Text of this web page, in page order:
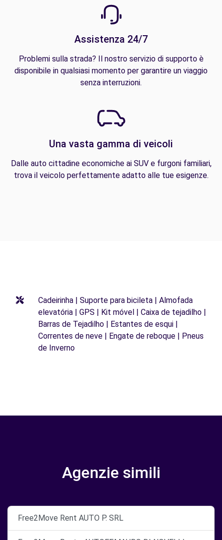
Assistenza 24/7
Problemi sulla strada? Il nostro servizio di supporto è
disponibile in qualsiasi momento per garantire un viaggio
senza interruzioni.
Una vasta gamma di veicoli
Dalle auto cittadine economiche ai SUV e furgoni familiari,
trova il veicolo perfettamente adatto alle tue esigenze.
Cadeirinha | Suporte para bicileta | Almofada
elevatória | GPS | Kit móvel | Caixa de tejadilho |
Barras de Tejadilho | Estantes de esqui |
Correntes de neve | Engate de reboque | Pneus
de Inverno
Agenzie simili
Free2Move Rent AUTO P. SRL